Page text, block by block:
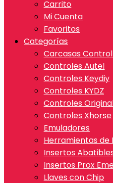
Carrito
Mi Cuenta
Favoritos
Categorías
Carcasas
Controles Autel
Controles Keydiy
Controles KYDZ
Controles
Controles Xhorse
Emuladores
Herramientas de
Insertos
Insertos Prox
Llaves con Chip